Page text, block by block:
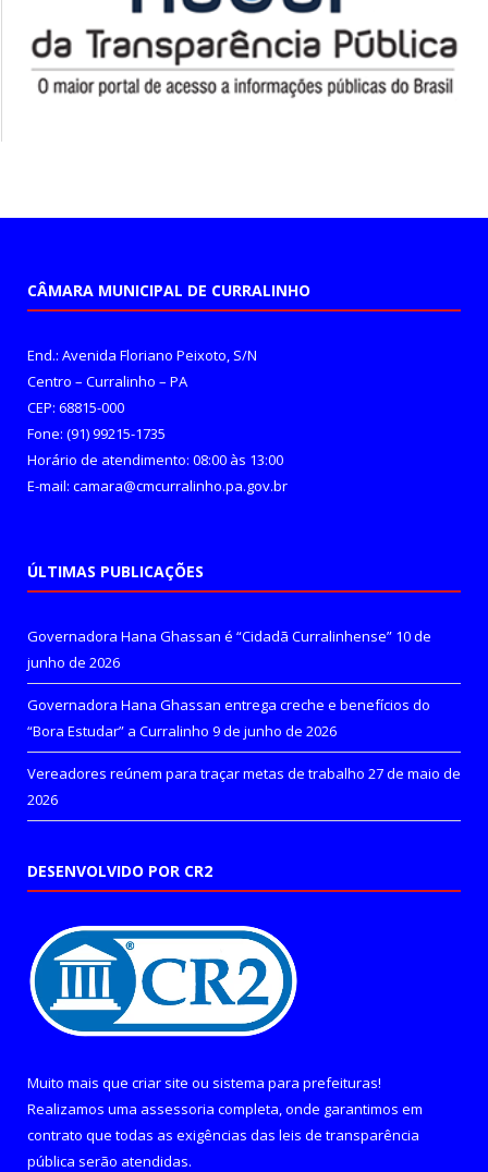
CÂMARA MUNICIPAL DE CURRALINHO
End.: Avenida Floriano Peixoto, S/N
Centro – Curralinho – PA
CEP: 68815-000
Fone: (91) 99215-1735
Horário de atendimento: 08:00 às 13:00
E-mail: camara@cmcurralinho.pa.gov.br
ÚLTIMAS PUBLICAÇÕES
Governadora Hana Ghassan é “Cidadã Curralinhense” 10 de
junho de 2026
Governadora Hana Ghassan entrega creche e benefícios do
“Bora Estudar” a Curralinho 9 de junho de 2026
Vereadores reúnem para traçar metas de trabalho 27 de maio de
2026
DESENVOLVIDO POR CR2
Muito mais que criar site ou sistema para prefeituras!
Realizamos uma assessoria completa, onde garantimos em
contrato que todas as exigências das leis de transparência
pública serão atendidas.